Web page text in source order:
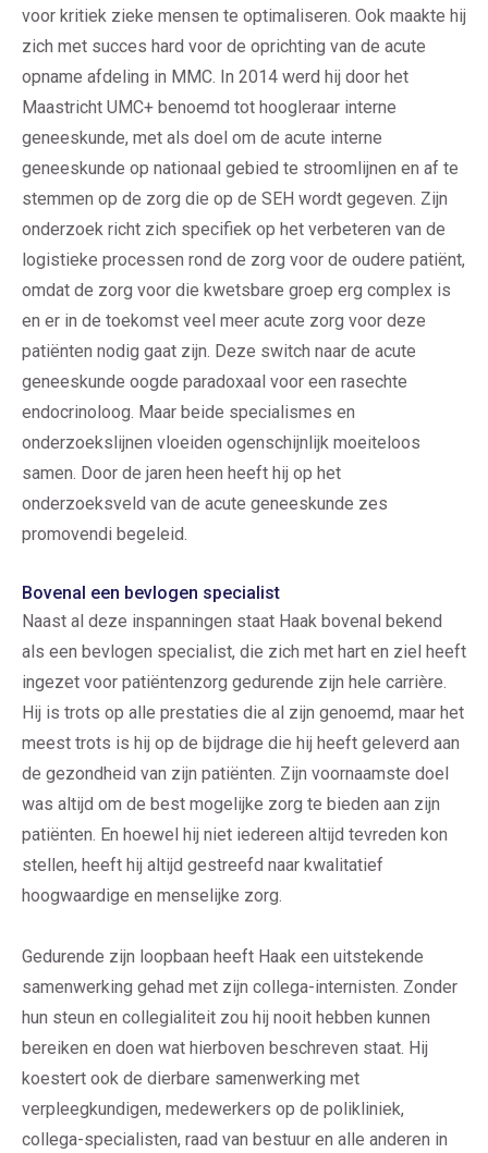
voor kritiek zieke mensen te optimaliseren. Ook maakte hij
zich met succes hard voor de oprichting van de acute
opname afdeling in MMC. In 2014 werd hij door het
Maastricht UMC+ benoemd tot hoogleraar interne
geneeskunde, met als doel om de acute interne
geneeskunde op nationaal gebied te stroomlijnen en af te
stemmen op de zorg die op de SEH wordt gegeven. Zijn
onderzoek richt zich specifiek op het verbeteren van de
logistieke processen rond de zorg voor de oudere patiënt,
omdat de zorg voor die kwetsbare groep erg complex is
en er in de toekomst veel meer acute zorg voor deze
patiënten nodig gaat zijn. Deze switch naar de acute
geneeskunde oogde paradoxaal voor een rasechte
endocrinoloog. Maar beide specialismes en
onderzoekslijnen vloeiden ogenschijnlijk moeiteloos
samen. Door de jaren heen heeft hij op het
onderzoeksveld van de acute geneeskunde zes
promovendi begeleid.
Bovenal een bevlogen specialist
Naast al deze inspanningen staat Haak bovenal bekend
als een bevlogen specialist, die zich met hart en ziel heeft
ingezet voor patiëntenzorg gedurende zijn hele carrière.
Hij is trots op alle prestaties die al zijn genoemd, maar het
meest trots is hij op de bijdrage die hij heeft geleverd aan
de gezondheid van zijn patiënten. Zijn voornaamste doel
was altijd om de best mogelijke zorg te bieden aan zijn
patiënten. En hoewel hij niet iedereen altijd tevreden kon
stellen, heeft hij altijd gestreefd naar kwalitatief
hoogwaardige en menselijke zorg.
Gedurende zijn loopbaan heeft Haak een uitstekende
samenwerking gehad met zijn collega-internisten. Zonder
hun steun en collegialiteit zou hij nooit hebben kunnen
bereiken en doen wat hierboven beschreven staat. Hij
koestert ook de dierbare samenwerking met
verpleegkundigen, medewerkers op de polikliniek,
collega-specialisten, raad van bestuur en alle anderen in